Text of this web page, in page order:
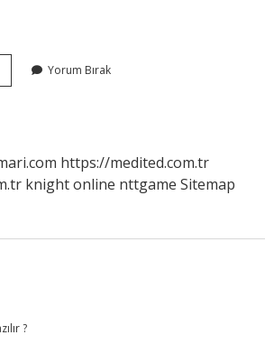
Yorum Bırak
https://medited.com.tr
knight online nttgame Sitemap
?